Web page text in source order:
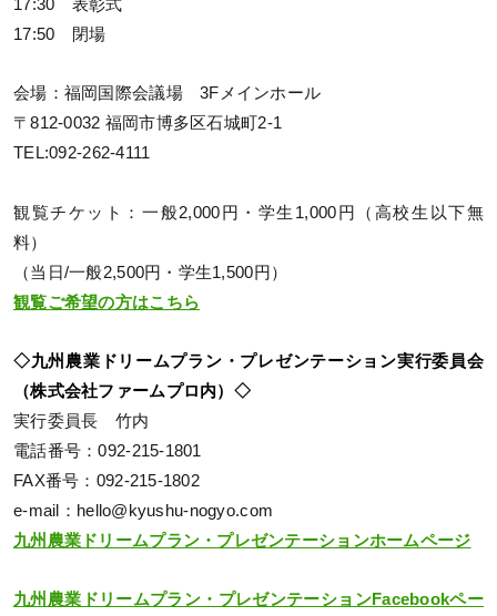
17:30 表彰式
17:50 閉場
会場：福岡国際会議場 3Fメインホール
〒812-0032 福岡市博多区石城町2-1
TEL:092-262-4111
観覧チケット：一般2,000円・学生1,000円（高校生以下無
料）
（当日/一般2,500円・学生1,500円）
観覧ご希望の方はこちら
◇九州農業ドリームプラン・プレゼンテーション実行委員会
（株式会社ファームプロ内）◇
実行委員長 竹内
電話番号：092-215-1801
FAX番号：092-215-1802
e-mail：hello@kyushu-nogyo.com
九州農業ドリームプラン・プレゼンテーションホームページ
九州農業ドリームプラン・プレゼンテーションFacebookペー